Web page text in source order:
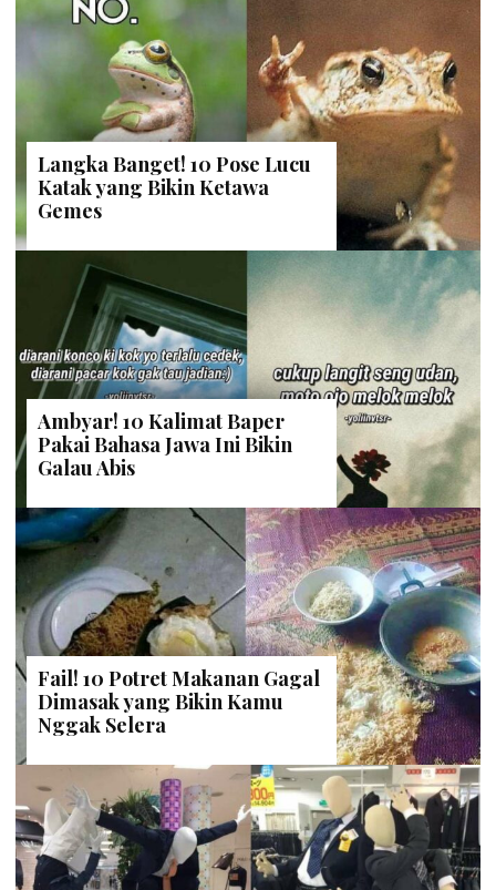
Langka Banget! 10 Pose Lucu
Katak yang Bikin Ketawa
Gemes
Ambyar! 10 Kalimat Baper
Pakai Bahasa Jawa Ini Bikin
Galau Abis
Fail! 10 Potret Makanan Gagal
Dimasak yang Bikin Kamu
Nggak Selera